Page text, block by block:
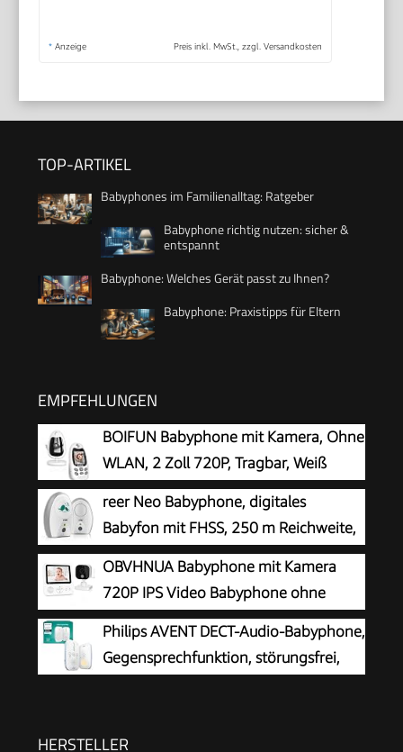
* Anzeige Preis inkl. MwSt., zzgl. Versandkosten
TOP-ARTIKEL
Babyphones im Familienalltag: Ratgeber
Babyphone richtig nutzen: sicher &
entspannt
Babyphone: Welches Gerät passt zu Ihnen?
Babyphone: Praxistipps für Eltern
EMPFEHLUNGEN
BOIFUN Babyphone mit Kamera, Ohne
WLAN, 2 Zoll 720P, Tragbar, Weiß
reer Neo Babyphone, digitales
Babyfon mit FHSS, 250 m Reichweite,
Weiß
OBVHNUA Babyphone mit Kamera
720P IPS Video Babyphone ohne
WLAN mit 2000mAh Akku Digitale
Zoomfunktion Nachtsicht Temperatur-Alarm
Zwei-Wege-Audio Schlaflieder VOX-Modus
Philips AVENT DECT-Audio-Babyphone,
Gegensprechfunktion, störungsfrei,
SCD503/26
HERSTELLER